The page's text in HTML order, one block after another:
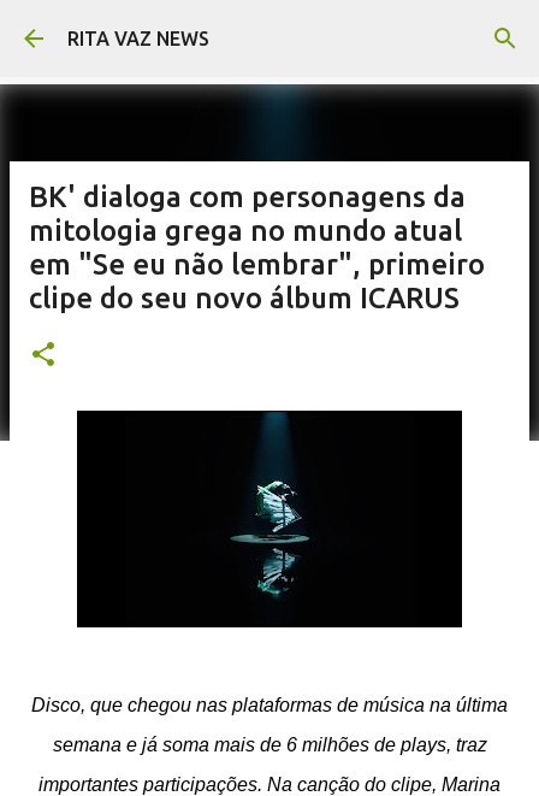
Pular para o conteúdo principal
RITA VAZ NEWS
BK' dialoga com personagens da
mitologia grega no mundo atual
em "Se eu não lembrar", primeiro
clipe do seu novo álbum ICARUS
Disco, que chegou nas plataformas de música na última
semana e já soma mais de 6 milhões de plays, traz
importantes participações. Na canção do clipe, Marina